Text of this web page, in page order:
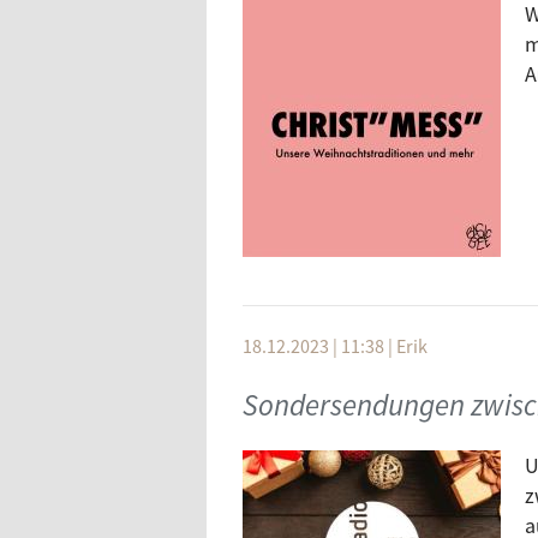
schenkenden wie bei der
18.12.2023 | 11:38 | Erik
Sondersendungen